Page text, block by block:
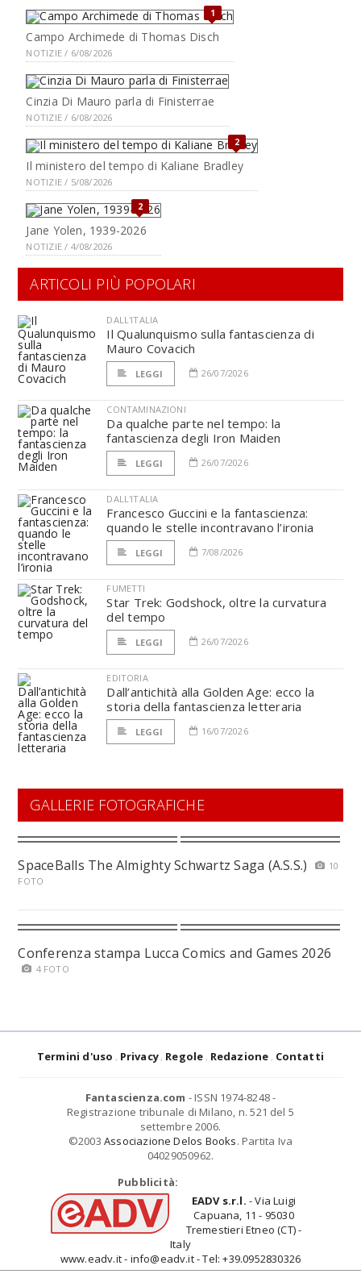
1
Campo Archimede di Thomas Disch
NOTIZIE / 6/08/2026
Cinzia Di Mauro parla di Finisterrae
NOTIZIE / 6/08/2026
2
Il ministero del tempo di Kaliane Bradley
NOTIZIE / 5/08/2026
2
Jane Yolen, 1939-2026
NOTIZIE / 4/08/2026
ARTICOLI PIÙ POPOLARI
DALL'ITALIA
Il Qualunquismo sulla fantascienza di
Mauro Covacich
LEGGI 26/07/2026
CONTAMINAZIONI
Da qualche parte nel tempo: la
fantascienza degli Iron Maiden
LEGGI 26/07/2026
DALL'ITALIA
Francesco Guccini e la fantascienza:
quando le stelle incontravano l’ironia
LEGGI 7/08/2026
FUMETTI
Star Trek: Godshock, oltre la curvatura
del tempo
LEGGI 26/07/2026
EDITORIA
Dall’antichità alla Golden Age: ecco la
storia della fantascienza letteraria
LEGGI 16/07/2026
GALLERIE FOTOGRAFICHE
SpaceBalls The Almighty Schwartz Saga (A.S.S.)
10
FOTO
Conferenza stampa Lucca Comics and Games 2026
4 FOTO
Termini d'uso Privacy Regole Redazione Contatti
Fantascienza.com - ISSN 1974-8248 -
Registrazione tribunale di Milano, n. 521 del 5
settembre 2006.
©2003 Associazione Delos Books. Partita Iva
04029050962.
Pubblicità:
EADV s.r.l. - Via Luigi
Capuana, 11 - 95030
Tremestieri Etneo (CT) -
Italy
www.eadv.it - info@eadv.it - Tel: +39.0952830326